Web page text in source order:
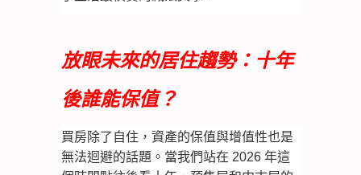
放眼未來的居住趨勢：十年
後誰能保值？
買房除了自住，資產的保值與增值性也是
無法迴避的話題。當我們站在 2026 年這